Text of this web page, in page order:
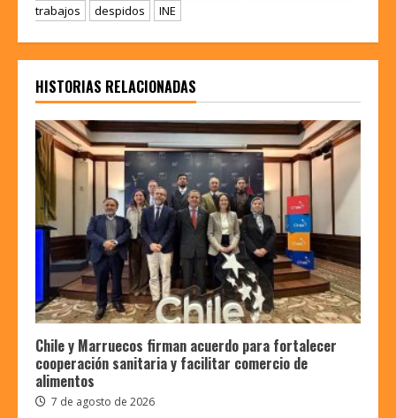
trabajos
despidos INE
HISTORIAS RELACIONADAS
Chile y Marruecos firman acuerdo para fortalecer
cooperación sanitaria y facilitar comercio de
alimentos
7 de agosto de 2026